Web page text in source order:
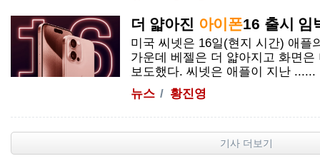
더 얇아진 아이폰16 출시 임
미국 씨넷은 16일(현지 시간) 애플
가운데 베젤은 더 얇아지고 화면
보도했다. 씨넷은 애플이 지난 ......
뉴스
황진영
기사 더보기